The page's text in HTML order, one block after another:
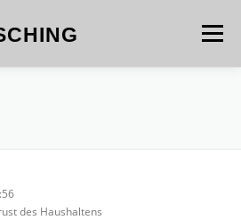
Menü
des Haushaltens